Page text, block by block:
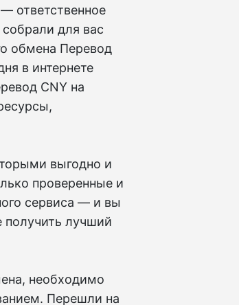
ответственное
для вас
обмена Перевод
в интернете
CNY на
выгодно и
проверенные и
сервиса — и вы
лучший
необходимо
Перешли на